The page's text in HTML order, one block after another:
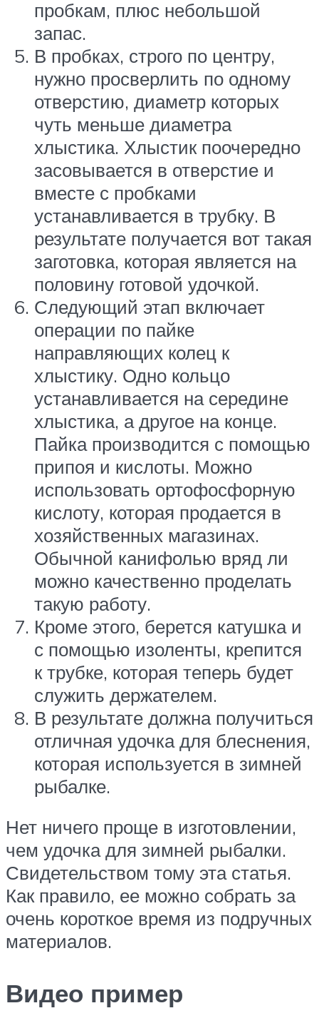
пробкам, плюс небольшой
запас.
В пробках, строго по центру,
нужно просверлить по одному
отверстию, диаметр которых
чуть меньше диаметра
хлыстика. Хлыстик поочередно
засовывается в отверстие и
вместе с пробками
устанавливается в трубку. В
результате получается вот такая
заготовка, которая является на
половину готовой удочкой.
Следующий этап включает
операции по пайке
направляющих колец к
хлыстику. Одно кольцо
устанавливается на середине
хлыстика, а другое на конце.
Пайка производится с помощью
припоя и кислоты. Можно
использовать ортофосфорную
кислоту, которая продается в
хозяйственных магазинах.
Обычной канифолью вряд ли
можно качественно проделать
такую работу.
Кроме этого, берется катушка и
с помощью изоленты, крепится
к трубке, которая теперь будет
служить держателем.
В результате должна получиться
отличная удочка для блеснения,
которая используется в зимней
рыбалке.
Нет ничего проще в изготовлении,
чем удочка для зимней рыбалки.
Свидетельством тому эта статья.
Как правило, ее можно собрать за
очень короткое время из подручных
материалов.
Видео пример